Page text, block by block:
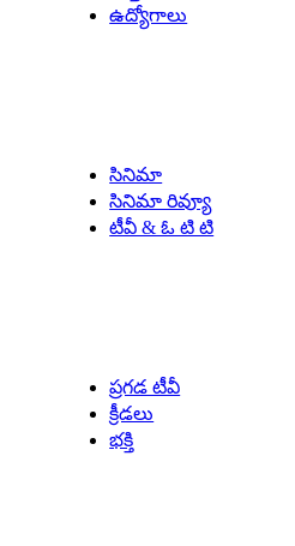
ఉద్యోగాలు
సినిమా
సినిమా రివ్యూ
టీవీ & ఓ టి టి
ప్రగడ టీవీ
క్రీడలు
భక్తి